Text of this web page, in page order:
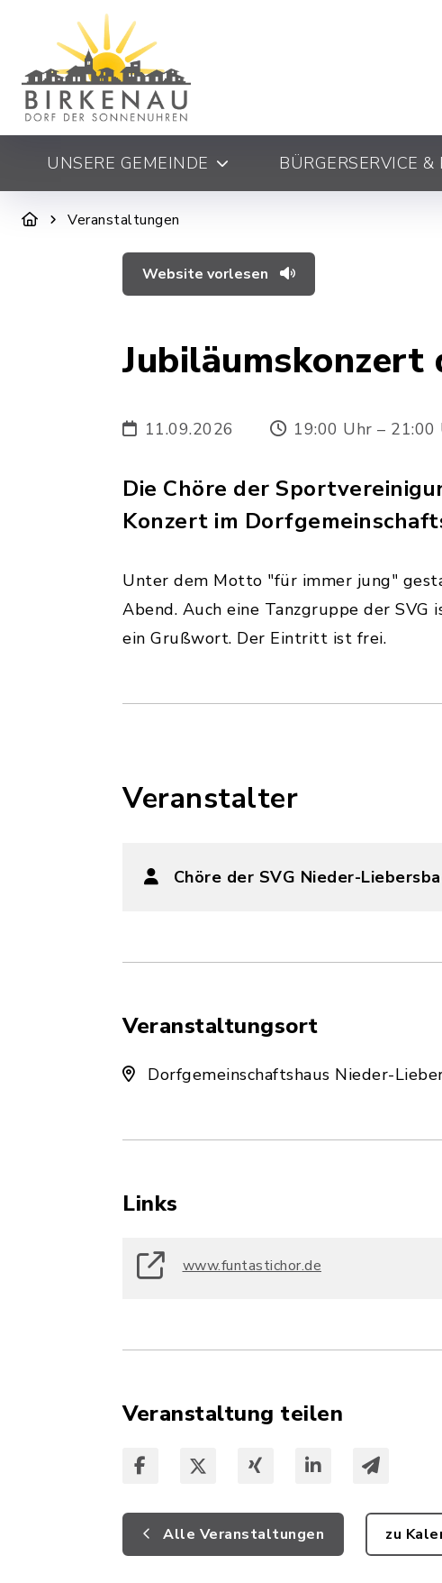
UNSERE GEMEINDE BÜRGERSERVICE
Veranstaltungen
Website vorlesen
Jubiläumskonzert
11.09.2026 19:00 Uhr – 21:00
Die Chöre der
Konzert im
Unter dem Motto "für immer jung"
Abend. Auch eine Tanzgruppe der
ein Grußwort. Der Eintritt ist frei.
Veranstalter
Chöre der SVG Nieder-
Veranstaltungsort
Dorfgemeinschaftshaus Nieder-
Links
www.funtastichor.de
Veranstaltung teilen
Alle Veranstaltungen zu